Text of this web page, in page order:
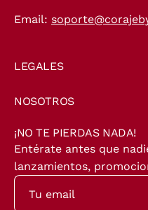
Email:
LEGALES
NOSOTROS
¡NO TE PIERDAS NADA!
Entérate antes que
lanzamientos,